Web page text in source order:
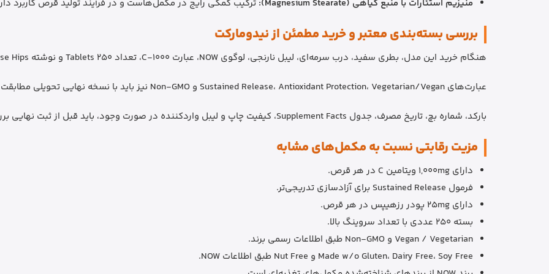
منیزیم استئارات با منبع گیاهی (Magnesium Stearate): ترکیب کمکی رایج در مکمل‌هاست و در فرآیند تولید قرص کاربرد
بررسی بسته‌بندی معتبر و خرید مطمئن از نیدومارکت
هنگام خرید این مدل، بطری سفید، درب سرمه‌ای، لیبل نارنجی، لوگوی NOW، عبارت C-1000، تعداد 250 Tablets و نوشته With Rose Hips بررسی شود.
عبارت‌های Sustained Release، Antioxidant Protection، Vegetarian/Vegan و Non-GMO نیز باید با نسخه نهایی تحویلی مطابقت داشته باشد.
بارکد، شماره بچ، تاریخ مصرف، جدول Supplement Facts، کیفیت چاپ و لیبل واردکننده در صورت وجود، باید قبل از ثبت نهایی بررسی شود.
مزیت رقابتی نسبت به مکمل‌های مشابه
دارای 1,000mg ویتامین C در هر قرص.
فرمول Sustained Release برای آزادسازی تدریجی‌تر.
دارای 25mg پودر رزهیپس در هر قرص.
بسته 250 عددی با تعداد سروینگ بالا.
Vegan / Vegetarian و Non-GMO طبق اطلاعات رسمی برند.
Made w/o Gluten، Dairy Free، Soy Free و Nut Free طبق اطلاعات NOW.